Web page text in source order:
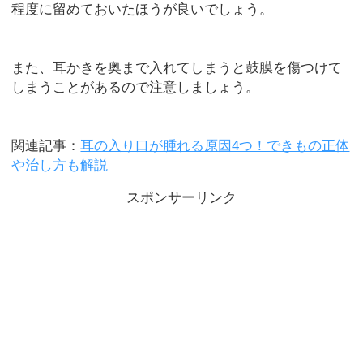
程度に留めておいたほうが良いでしょう。
また、耳かきを奥まで入れてしまうと鼓膜を傷つけて
しまうことがあるので注意しましょう。
関連記事：耳の入り口が腫れる原因4つ！できもの正体
や治し方も解説
スポンサーリンク